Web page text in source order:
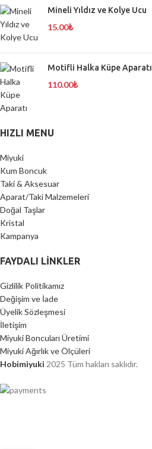
Mineli Yıldız ve Kolye Ucu
15.00₺
Motifli Halka Küpe Aparatı
110.00₺
HIZLI MENU
Miyuki
Kum Boncuk
Taki & Aksesuar
Aparat/Taki Malzemeleri
Doğal Taşlar
Kristal
Kampanya
FAYDALI LİNKLER
Gizlilik Politikamız
Değişim ve İade
Üyelik Sözleşmesi
İletişim
Miyuki Boncuları Üretimi
Miyuki Ağırlık ve Ölçüleri
Hobimiyuki 2025 Tüm hakları saklıdır.